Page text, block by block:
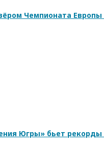
Чемпионата Европы
Югры» бьет рекорды